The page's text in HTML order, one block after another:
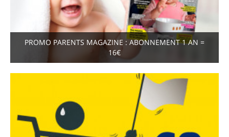
PROMO PARENTS MAGAZINE : ABONNEMENT 1 AN =
16€